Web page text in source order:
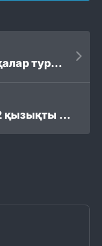
Жапырақкескіш құмырсқалар туралы 23 қызықты мәліметтер
Ертіс ауданы туралы 32 қызықты мәліметтер